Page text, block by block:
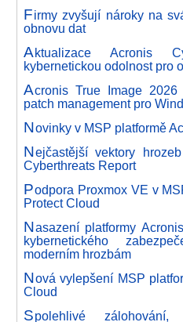
Firmy zvyšují nároky na
obnovu dat
Aktualizace Acronis
kybernetickou odolnost pro
Acronis True Image 2026
patch management pro
Novinky v MSP platformě
Nejčastější vektory
Cyberthreats Report
Podpora Proxmox VE v
Protect Cloud
Nasazení platformy
kybernetického
moderním hrozbám
Nová vylepšení MSP
Cloud
Spolehlivé